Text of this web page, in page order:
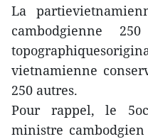
La
cambodgienne
vietnamienne
250 autres.
Pour rappel, le
ministre cambodgien